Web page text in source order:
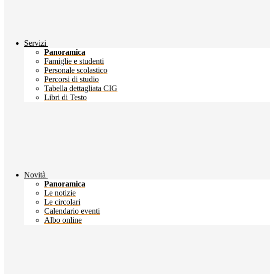
Servizi
Panoramica
Famiglie e studenti
Personale scolastico
Percorsi di studio
Tabella dettagliata CIG
Libri di Testo
Novità
Panoramica
Le notizie
Le circolari
Calendario eventi
Albo online